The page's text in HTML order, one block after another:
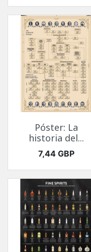
Póster: La
historia del...
Precio
7,44 GBP